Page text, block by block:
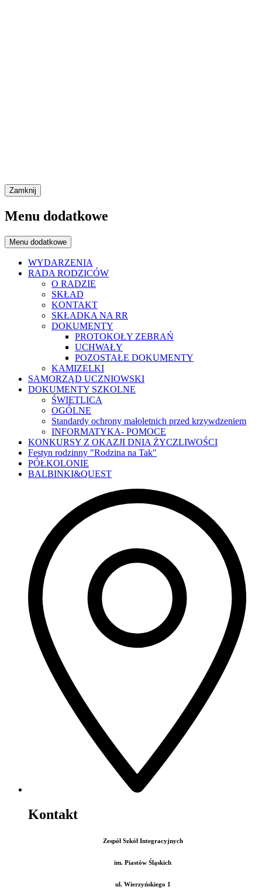
Zamknij
Menu dodatkowe
Menu dodatkowe
WYDARZENIA
RADA RODZICÓW
O RADZIE
SKŁAD
KONTAKT
SKŁADKA NA RR
DOKUMENTY
PROTOKOŁY ZEBRAŃ
UCHWAŁY
POZOSTAŁE DOKUMENTY
KAMIZELKI
SAMORZĄD UCZNIOWSKI
DOKUMENTY SZKOLNE
ŚWIETLICA
OGÓLNE
Standardy ochrony małoletnich przed krzywdzeniem
INFORMATYKA- POMOCE
KONKURSY Z OKAZJI DNIA ŻYCZLIWOŚCI
Festyn rodzinny "Rodzina na Tak"
PÓŁKOLONIE
BALBINKI&QUEST
Kontakt
Zespół Szkół Integracyjnych
im. Piastów Śląskich
ul. Wierzyńskiego 1